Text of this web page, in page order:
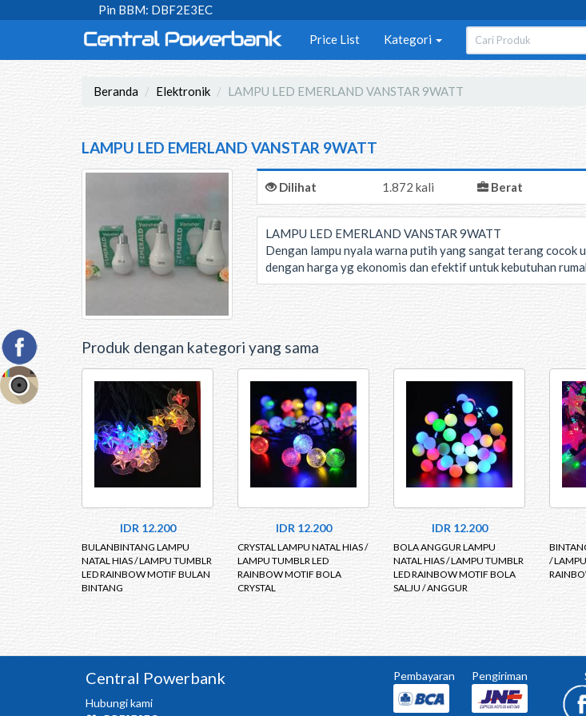
Pin BBM: DBF2E3EC
Price List Kategori
Beranda Elektronik LAMPU LED EMERLAND VANSTAR 9WATT
LAMPU LED EMERLAND VANSTAR 9WATT
Dilihat 1.872 kali Berat
LAMPU LED EMERLAND VANSTAR 9WATT
Dengan lampu nyala warna putih yang sangat terang cocok
dengan harga yg ekonomis dan efektif untuk kebutuhan
Produk dengan kategori yang sama
IDR 12.200
BULANBINTANG LAMPU
NATAL HIAS / LAMPU TUMBLR
LED RAINBOW MOTIF BULAN
BINTANG
IDR 12.200
CRYSTAL LAMPU NATAL HIAS /
LAMPU TUMBLR LED
RAINBOW MOTIF BOLA
CRYSTAL
IDR 12.200
BOLA ANGGUR LAMPU
NATAL HIAS / LAMPU TUMBLR
LED RAINBOW MOTIF BOLA
SALJU / ANGGUR
/
Central Powerbank
Hubungi kami
Pembayaran Pengiriman